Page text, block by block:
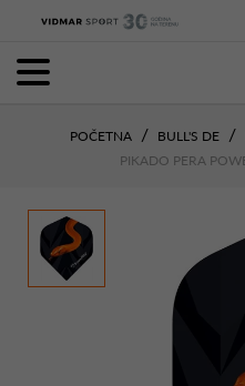
POČETNA BULL'S DE
PIKADO PERA